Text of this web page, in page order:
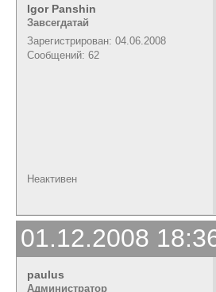
Igor Panshin
Завсегдатай
Зарегистрирован: 04.06.2008
Сообщений: 62
Неактивен
01.12.2008
paulus
Администратор